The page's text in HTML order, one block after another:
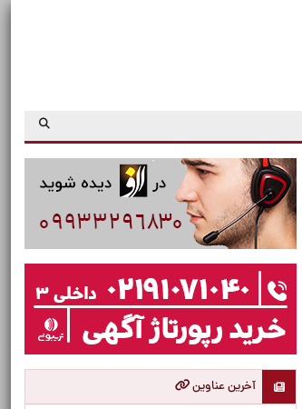
آخرین عناوین